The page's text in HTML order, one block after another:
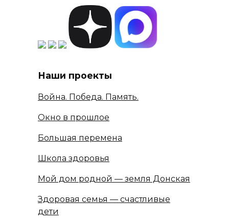
Наши проекты
Война. Победа. Память.
Окно в прошлое
Большая перемена
Школа здоровья
Мой дом родной — земля Донская
Здоровая семья — счастливые
дети